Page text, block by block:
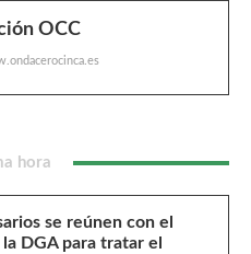
OCC
hora
se reúnen con el
DGA para tratar el